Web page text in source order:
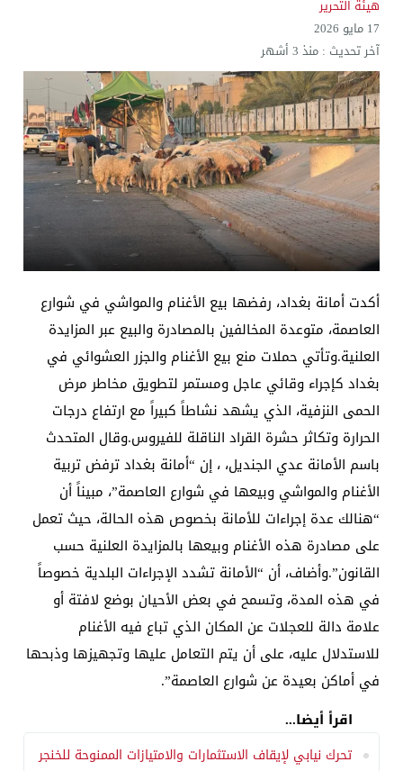
هيئة التحرير
17 مايو 2026
آخر تحديث :منذ 3 أشهر
أكدت أمانة بغداد، رفضها بيع الأغنام والمواشي في شوارع
العاصمة، متوعدة المخالفين بالمصادرة والبيع عبر المزايدة
العلنية.وتأتي حملات منع بيع الأغنام والجزر العشوائي في
بغداد كإجراء وقائي عاجل ومستمر لتطويق مخاطر مرض
الحمى النزفية، الذي يشهد نشاطاً كبيراً مع ارتفاع درجات
الحرارة وتكاثر حشرة القراد الناقلة للفيروس.وقال المتحدث
باسم الأمانة عدي الجنديل، ، إن “أمانة بغداد ترفض تربية
الأغنام والمواشي وبيعها في شوارع العاصمة”، مبيناً أن
“هنالك عدة إجراءات للأمانة بخصوص هذه الحالة، حيث تعمل
على مصادرة هذه الأغنام وبيعها بالمزايدة العلنية حسب
القانون”.وأضاف، أن “الأمانة تشدد الإجراءات البلدية خصوصاً
في هذه المدة، وتسمح في بعض الأحيان بوضع لافتة أو
علامة دالة للعجلات عن المكان الذي تباع فيه الأغنام
للاستدلال عليه، على أن يتم التعامل عليها وتجهيزها وذبحها
في أماكن بعيدة عن شوارع العاصمة”.
اقرأ أيضا...
تحرك نيابي لإيقاف الاستثمارات والامتيازات الممنوحة للخنجر